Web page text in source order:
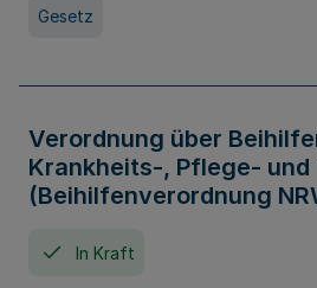
Gesetz
Verordnung über
Krankheits-, Pflege- und
(Beihilfenverordnung
In Kraft